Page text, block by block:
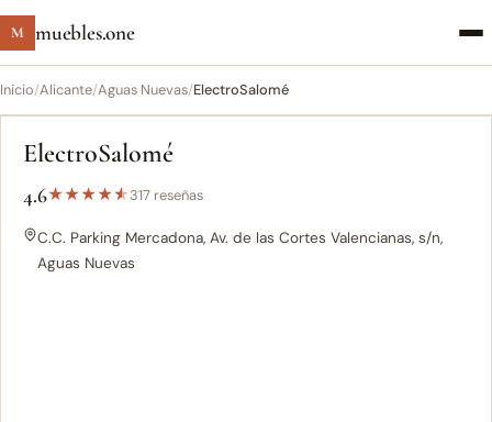
M muebles.one
Inicio/Alicante/Aguas Nuevas/ElectroSalomé
ElectroSalomé
4.6★★★★★317 reseñas
C.C. Parking Mercadona, Av. de las Cortes Valencianas, s/n,
Aguas Nuevas